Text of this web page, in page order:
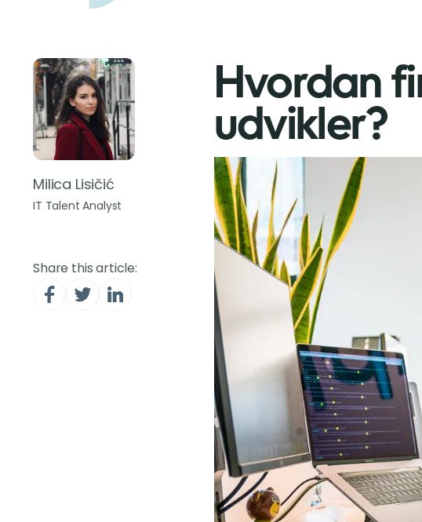
Milica Lisičić
IT Talent Analyst
Share this article:
Hvordan
udvikler?